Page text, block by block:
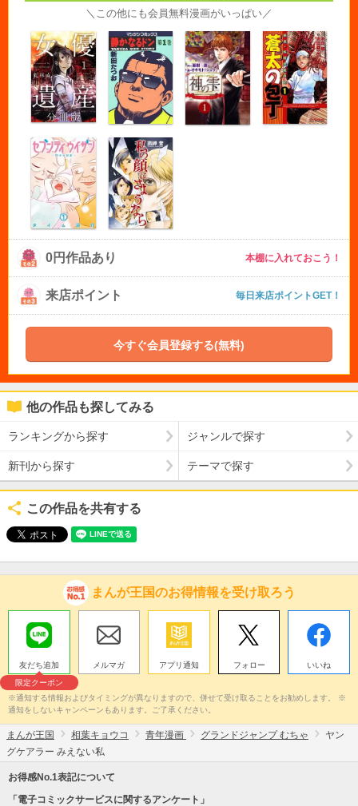
＼この他にも会員無料漫画がいっぱい／
0円作品あり 本棚に入れておこう！
来店ポイント 毎日来店ポイントGET！
今すぐ会員登録する(無料)
他の作品も探してみる
ランキングから探す ジャンルで探す
新刊から探す テーマで探す
この作品を共有する
まんが王国のお得情報を受け取ろう
友だち追加
限定クーポン
メルマガ アプリ通知 フォロー いいね
※通知する情報およびタイミングが異なりますので、併せて受け取ることをお勧めします。 ※
通知をしないキャンペーンもあります。ご了承ください。
まんが王国 相葉キョウコ 青年漫画 グランドジャンプ むちゃ
ヤン
グケアラー みえない私
お得感No.1表記について
「電子コミックサービスに関するアンケート」